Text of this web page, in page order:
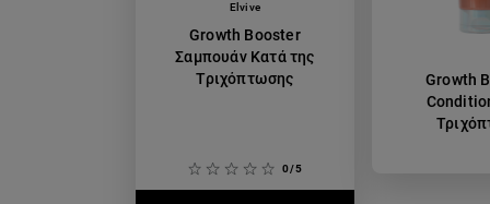
Elvive
Growth Booster
Σαμπουάν Κατά της
Τριχόπτωσης
0/5
Growth